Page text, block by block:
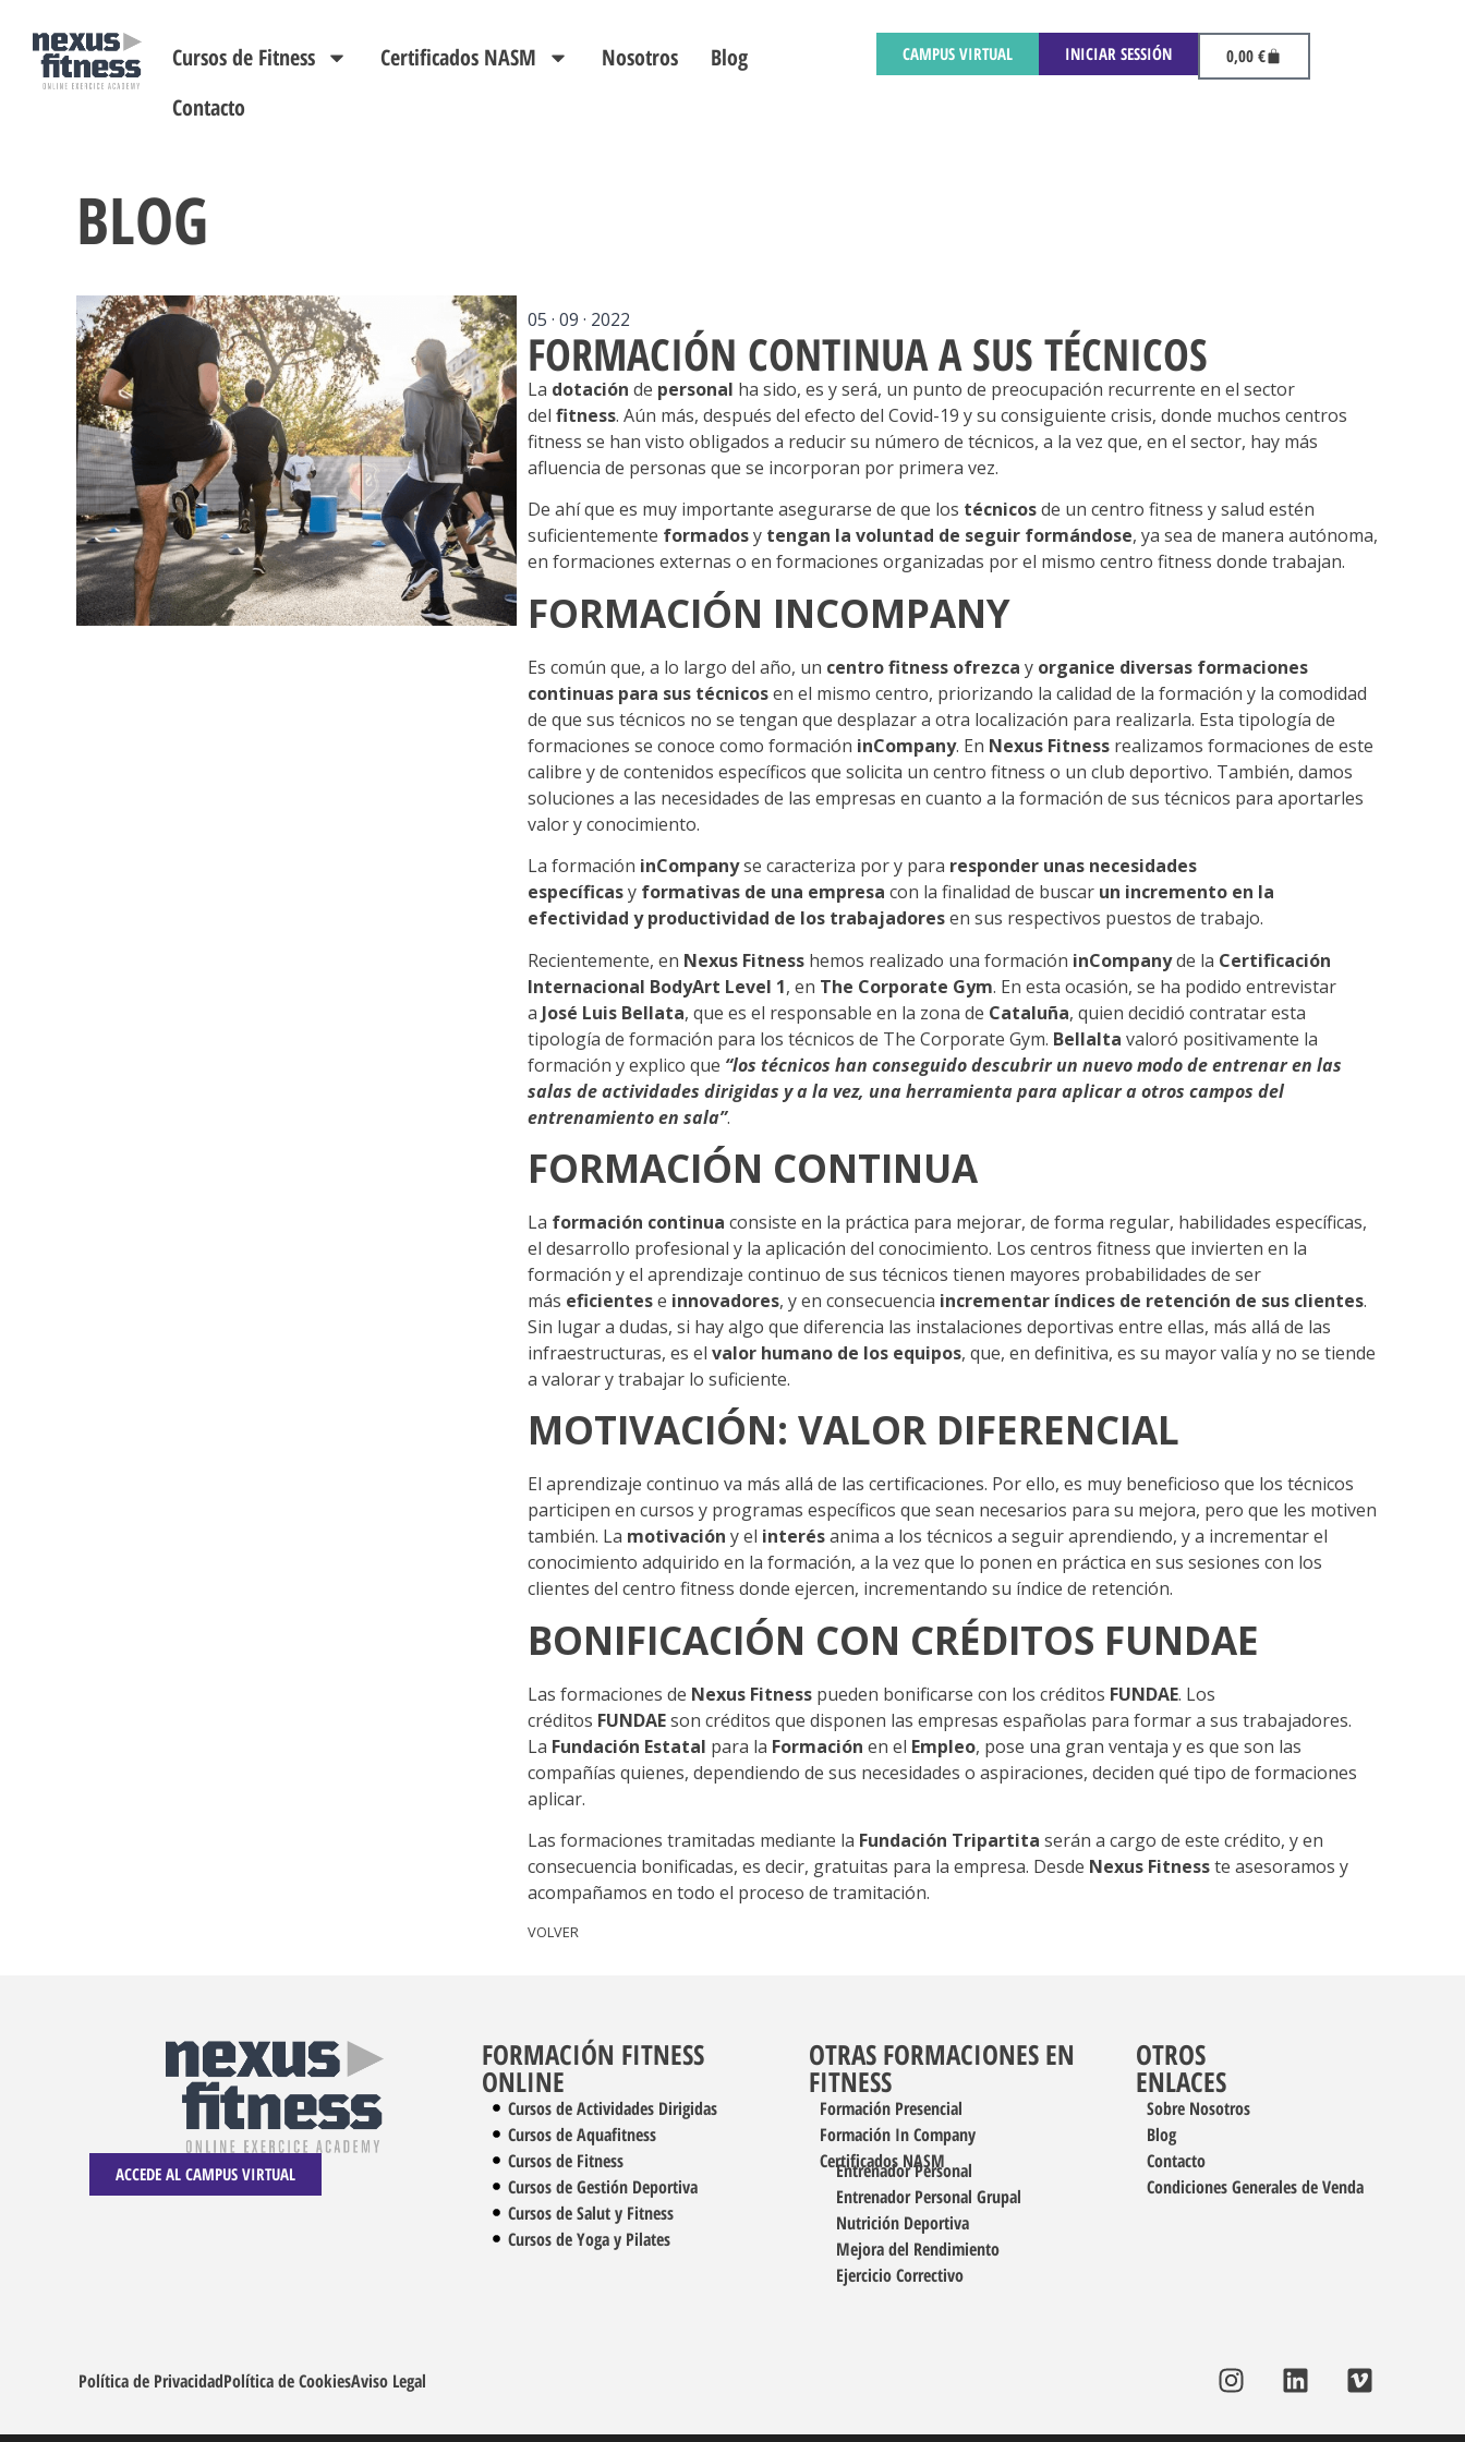
Cursos de Fitness Certificados NASM Nosotros
Blog
Contacto
CAMPUS VIRTUAL INICIAR SESSIÓN 0,00€
BLOG
05 · 09 · 2022
FORMACIÓN CONTINUA A SUS TÉCNICOS
La dotación de personal ha sido, es y será, un punto de preocupación recurrente en el sector
del fitness. Aún más, después del efecto del Covid-19 y su consiguiente crisis, donde muchos centros
fitness se han visto obligados a reducir su número de técnicos, a la vez que, en el sector, hay más
afluencia de personas que se incorporan por primera vez.
De ahí que es muy importante asegurarse de que los técnicosde un centro fitness y salud estén
suficientemente formadosy tengan la voluntad de seguir formándose, ya sea de manera autónoma,
en formaciones externas o en formaciones organizadas por el mismo centro fitness donde trabajan.
FORMACIÓN INCOMPANY
Es común que, a lo largo del año, un centro fitness ofrezca y organice diversas formaciones
continuas para sus técnicosen el mismo centro, priorizando la calidad de la formación y la comodidad
de que sus técnicos no se tengan que desplazar a otra localización para realizarla. Esta tipología de
formaciones se conoce como formación inCompany. En Nexus Fitnessrealizamos formaciones de este
calibre y de contenidos específicos que solicita un centro fitness o un club deportivo. También, damos
soluciones a las necesidades de las empresas en cuanto a la formación de sus técnicos para aportarles
valor y conocimiento.
La formación inCompanyse caracteriza por y para responder unas necesidades
específicasy formativas de una empresa con la finalidad de buscar un incremento en la
efectividad y productividad de los trabajadoresen sus respectivos puestos de trabajo.
Recientemente, en Nexus Fitnesshemos realizado una formación inCompanyde la Certificación
Internacional BodyArt Level 1, en The Corporate Gym. En esta ocasión, se ha podido entrevistar
a José Luis Bellata, que es el responsable en la zona de Cataluña, quien decidió contratar esta
tipología de formación para los técnicos de The Corporate Gym. Bellalta valoró positivamente la
formación y explico que “los técnicos han conseguido descubrir un nuevo modo de entrenar en las
salas de actividades dirigidas y a la vez, una herramienta para aplicar a otros campos del
entrenamiento en sala”.
FORMACIÓN CONTINUA
La formación continua consiste en la práctica para mejorar, de forma regular, habilidades específicas,
el desarrollo profesional y la aplicación del conocimiento. Los centros fitness que invierten en la
formación y el aprendizaje continuo de sus técnicos tienen mayores probabilidades de ser
más eficientese innovadores, y en consecuencia incrementar índices de retención de sus clientes.
Sin lugar a dudas, si hay algo que diferencia las instalaciones deportivas entre ellas, más allá de las
infraestructuras, es el valor humano de los equipos, que, en definitiva, es su mayor valía y no se tiende
a valorar y trabajar lo suficiente.
MOTIVACIÓN: VALOR DIFERENCIAL
El aprendizaje continuo va más allá de las certificaciones. Por ello, es muy beneficioso que los técnicos
participen en cursos y programas específicos que sean necesarios para su mejora, pero que les motiven
también. La motivación y el interésanima a los técnicos a seguir aprendiendo, y a incrementar el
conocimiento adquirido en la formación, a la vez que lo ponen en práctica en sus sesiones con los
clientes del centro fitness donde ejercen, incrementando su índice de retención.
BONIFICACIÓN CON CRÉDITOS FUNDAE
Las formaciones de Nexus Fitnesspueden bonificarse con los créditos FUNDAE. Los
créditos FUNDAEson créditos que disponen las empresas españolas para formar a sus trabajadores.
La Fundación Estatal para la Formación en el Empleo, pose una gran ventaja y es que son las
compañías quienes, dependiendo de sus necesidades o aspiraciones, deciden qué tipo de formaciones
aplicar.
Las formaciones tramitadas mediante la Fundación Tripartita serán a cargo de este crédito, y en
consecuencia bonificadas, es decir, gratuitas para la empresa. Desde Nexus Fitnesste asesoramos y
acompañamos en todo el proceso de tramitación.
VOLVER
ACCEDE AL CAMPUS VIRTUAL
FORMACIÓN FITNESS
ONLINE
Cursos de Actividades Dirigidas
Cursos de Aquafitness
Cursos de Fitness
Cursos de Gestión Deportiva
Cursos de Salut y Fitness
Cursos de Yoga y Pilates
OTRAS FORMACIONES EN
FITNESS
Formación Presencial
Formación In Company
Certificados NASM
Entrenador Personal
Entrenador Personal Grupal
Nutrición Deportiva
Mejora del Rendimiento
Ejercicio Correctivo
OTROS
ENLACES
Sobre Nosotros
Blog
Contacto
Condiciones Generales de Venda
Política de PrivacidadPolítica de CookiesAviso Legal